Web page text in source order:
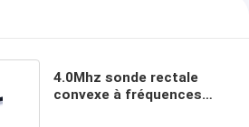
4.0Mhz sonde rectale
convexe à fréquences